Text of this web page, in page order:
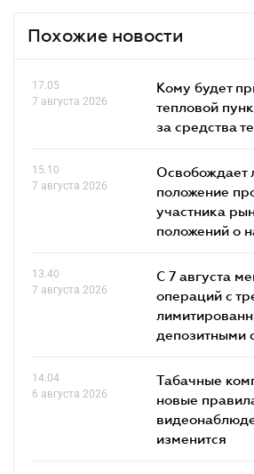
Похожие новости
17.05
7 августа 2026
Кому будет
тепловой
за средства
15.10
7 августа 2026
Освобождает
положение
участника
положений о
13.40
7 августа 2026
С 7 августа
операций с
депозитными
14.04
6 августа 2026
Табачные
новые
изменится